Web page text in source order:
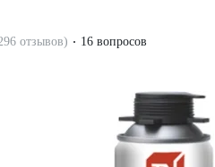
отзывов) 16 вопросов